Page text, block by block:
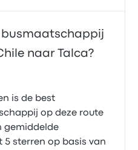
busmaatschappij
naar Talca?
is de best
op deze route
gemiddelde
5 sterren op basis van